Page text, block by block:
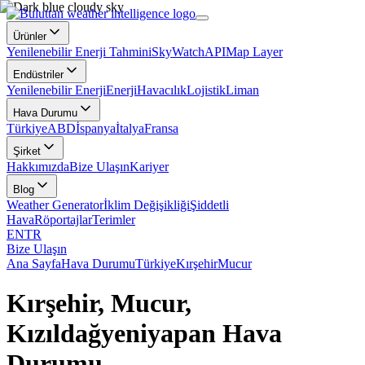
Ürünler
Yenilenebilir Enerji TahminiSkyWatchAPIMap Layer
Endüstriler
Yenilenebilir EnerjiEnerjiHavacılıkLojistikLiman
Hava Durumu
TürkiyeABDİspanyaİtalyaFransa
Şirket
HakkımızdaBize UlaşınKariyer
Blog
Weather Generatorİklim DeğişikliğiŞiddetli
HavaRöportajlarTerimler
ENTR
Bize Ulaşın
Ana SayfaHava DurumuTürkiyeKırşehirMucur
Kırşehir, Mucur,
Kızıldağyeniyapan Hava